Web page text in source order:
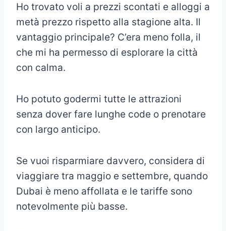
Ho trovato voli a prezzi scontati e alloggi a
metà prezzo rispetto alla stagione alta. Il
vantaggio principale? C’era meno folla, il
che mi ha permesso di esplorare la città
con calma.
Ho potuto godermi tutte le attrazioni
senza dover fare lunghe code o prenotare
con largo anticipo.
Se vuoi risparmiare davvero, considera di
viaggiare tra maggio e settembre, quando
Dubai è meno affollata e le tariffe sono
notevolmente più basse.